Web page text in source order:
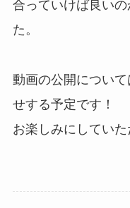
合っていけば良い
た。
動画の公開につい
せする予定です！
お楽しみにしていた